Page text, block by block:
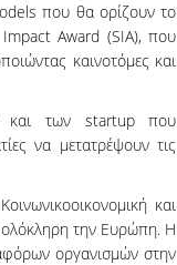
που θα ορίζουν το
Impact Award (SIA), που
καινοτόμες και
και των startup που
να μετατρέψουν τις
και
ολόκληρη την Ευρώπη. Η
οργανισμών στην